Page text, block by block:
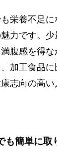
栄養不足
力です。
腹感を得
加工食品
志向の高
も簡単に取